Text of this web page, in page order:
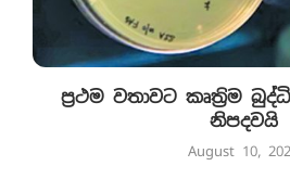
ප්‍රථම වතාවට කෘත්‍රිම
නිපදවයි
August 10,